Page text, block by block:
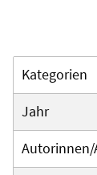
Kategorien
Jahr